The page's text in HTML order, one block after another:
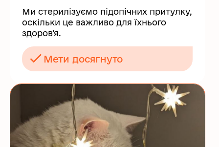
Ми стерилізуємо підопічних притулку,
оскільки це важливо для їхнього
здоров'я.
Мети досягнуто